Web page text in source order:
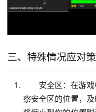
三、特殊情况应对
安全区：在游
察安全区的位置，